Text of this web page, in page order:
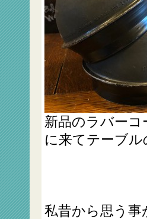
新品のラバー
に来てテーブ
私昔から思う